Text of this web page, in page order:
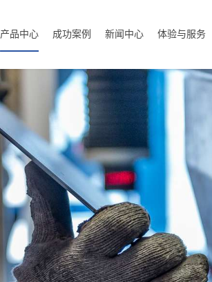
产品中心 成功案例 新闻中心 体验与服务